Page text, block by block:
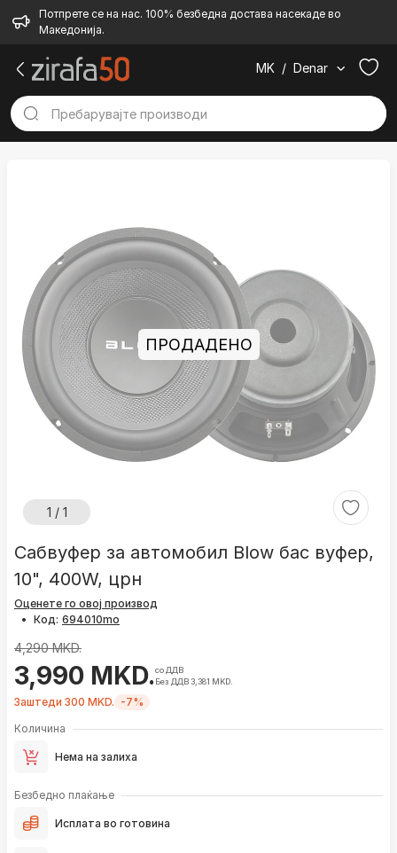
Потпрете се на нас. 100% безбедна достава насекаде во
Македонија.
MK / Denar
1 / 1
ПРОДАДЕНО
Сабвуфер за автомобил Blow бас вуфер,
10", 400W, црн
Оценете го овој производ
• Код:
4,290 MKD.
3,990 MKD.со ДДВ
Без ДДВ 3,381 MKD.
Заштеди 300 MKD. -7%
Количина
Нема на залиха
Безбедно плаќање
Исплата во готовина